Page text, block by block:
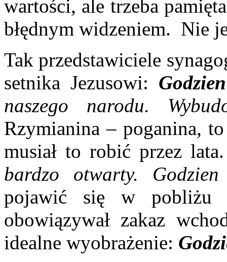
wartości, ale trzeba
błędnym widzeniem. Nie
Tak przedstawiciele
setnika Jezusowi:
naszego narodu.
Rzymianina – poganina,
musiał to robić przez lata.
bardzo otwarty.
pojawić się w pobliżu
obowiązywał zakaz
idealne wyobrażenie: